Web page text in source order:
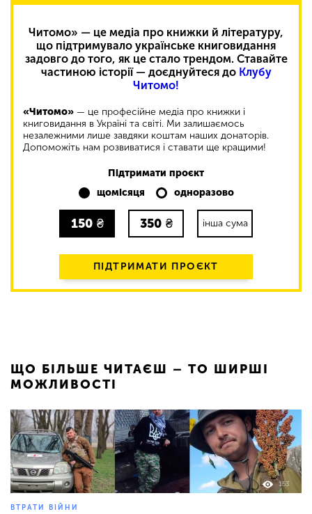
Читомо» — це медіа про книжки й літературу,
що підтримувало українське книговидання
задовго до того, як це стало трендом. Ставайте
частиною історії — доєднуйтеся до Клубу
Читомо!
«Читомо» — це професійне медіа про книжки і
книговидання в Україні та світі. Ми залишаємось
незалежними лише завдяки коштам наших донаторів.
Допоможіть нам розвиватися і ставати ще кращими!
Підтримати проєкт
щомісяця
одноразово
150 ₴ 350 ₴ інша сума
ПІДТРИМАТИ ПРОЄКТ
ЩО БІЛЬШЕ ЧИТАЄШ – ТО ШИРШІ
МОЖЛИВОСТІ
153
ВТРАТИ ВІЙНИ